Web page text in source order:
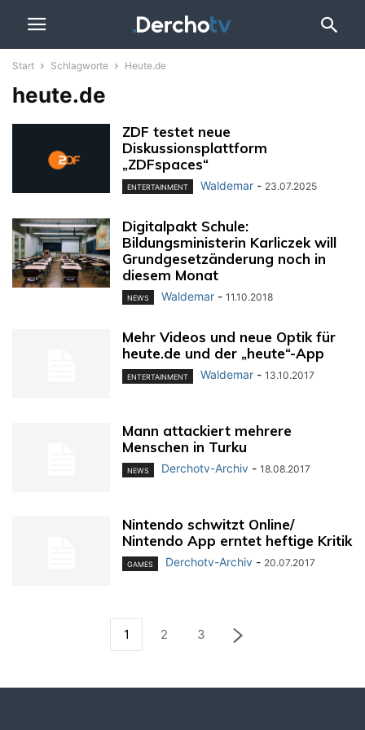
Start Schlagworte Heute.de
heute.de
ZDF testet neue
Diskussionsplattform
„ZDFspaces“
ENTERTAINMENT Waldemar - 23.07.2025
Digitalpakt Schule:
Bildungsministerin Karliczek will
Grundgesetzänderung noch in
diesem Monat
NEWS Waldemar - 11.10.2018
Mehr Videos und neue Optik für
heute.de und der „heute“-App
ENTERTAINMENT Waldemar - 13.10.2017
Mann attackiert mehrere
Menschen in Turku
NEWS Derchotv-Archiv - 18.08.2017
Nintendo schwitzt Online/
Nintendo App erntet heftige Kritik
GAMES Derchotv-Archiv - 20.07.2017
1 2 3